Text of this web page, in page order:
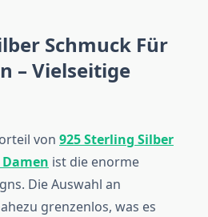
Schmuck Für
– Vielseitige
von 925 Sterling Silber
ist die enorme
Die Auswahl an
grenzenlos, was es